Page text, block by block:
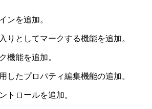
ンを追加。
りとしてマークする機能を追加。
機能を追加。
したプロパティ編集機能の追加。
トロールを追加。